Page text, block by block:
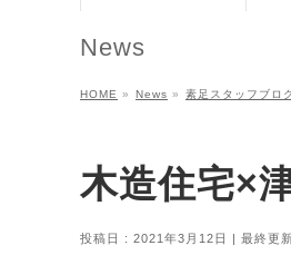
News
HOME » News » 素足スタッフブロ
木造住宅×
投稿日 : 2021年3月12日 最終更